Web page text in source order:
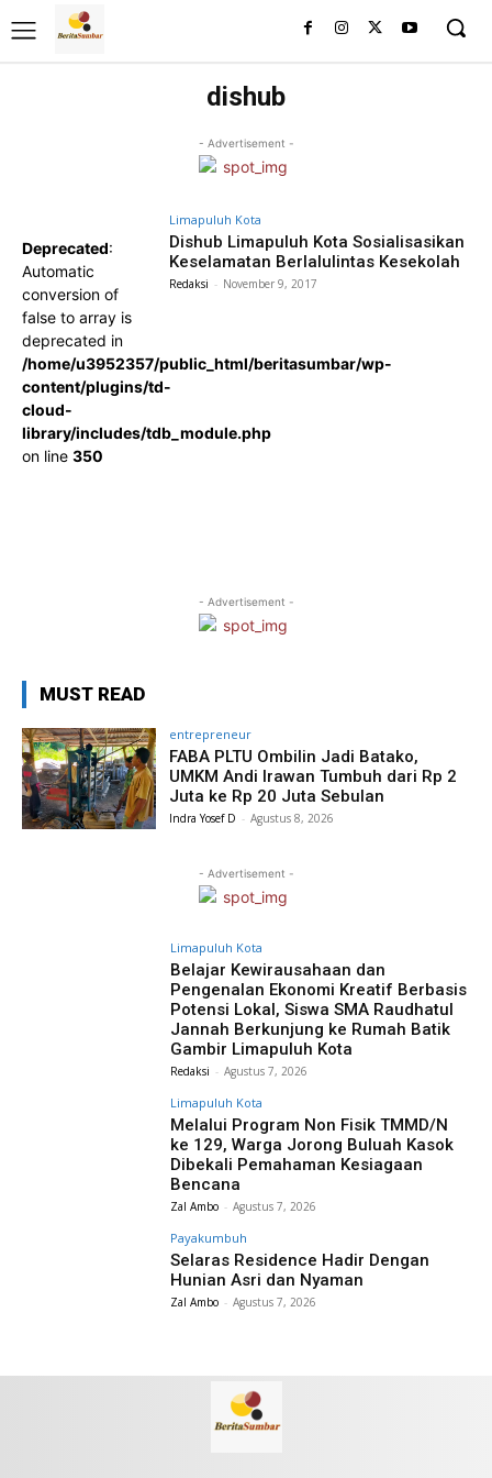
dishub
- Advertisement -
Deprecated:
Automatic
conversion of
false to array is
deprecated in
/home/u3952357/public_html/beritasumbar/wp-
content/plugins/td-
cloud-
library/includes/tdb_module.php
on line 350
Limapuluh Kota
Dishub Limapuluh Kota Sosialisasikan
Keselamatan Berlalulintas Kesekolah
Redaksi - November 9, 2017
- Advertisement -
MUST READ
entrepreneur
FABA PLTU Ombilin Jadi Batako,
UMKM Andi Irawan Tumbuh dari Rp 2
Juta ke Rp 20 Juta Sebulan
Indra Yosef D - Agustus 8, 2026
- Advertisement -
Limapuluh Kota
Belajar Kewirausahaan dan
Pengenalan Ekonomi Kreatif Berbasis
Potensi Lokal, Siswa SMA Raudhatul
Jannah Berkunjung ke Rumah Batik
Gambir Limapuluh Kota
Redaksi - Agustus 7, 2026
Limapuluh Kota
Melalui Program Non Fisik TMMD/N
ke 129, Warga Jorong Buluah Kasok
Dibekali Pemahaman Kesiagaan
Bencana
Zal Ambo - Agustus 7, 2026
Payakumbuh
Selaras Residence Hadir Dengan
Hunian Asri dan Nyaman
Zal Ambo - Agustus 7, 2026